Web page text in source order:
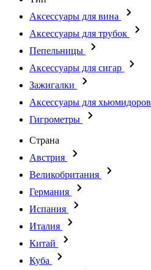
Аксессуары для вина
Аксессуары для трубок
Пепельницы
Аксессуары для сигар
Зажигалки
Аксессуары для хьюмидоров
Гигрометры
Страна
Австрия
Великобритания
Германия
Испания
Италия
Китай
Куба